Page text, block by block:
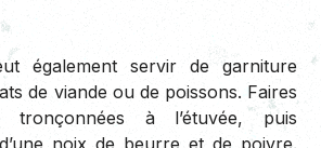
également servir de garniture
de viande ou de poissons. Faires
à l’étuvée, puis